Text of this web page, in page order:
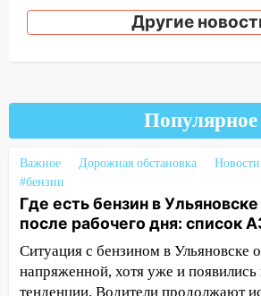
11:33 В Засвияжье под
попал мужчина
В Канадее горел
уничтожено четыре
регионе
10:00 В Ульяновске дотла
легковой автомобиль
09:39 В Ульяновске будут
Другие
Популярное
Важное Дорожная обстановка Новости
#бензин
Где есть бензин в Ульяновске
после рабочего дня: список
Ситуация с бензином в Ульяновске
напряженной, хотя уже и
тенденции. Водители продолжают